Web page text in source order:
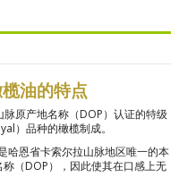
油的特点
原产地名称（DOP）认证的特级
）品种的橄榄制成。
哈恩省卡索尔拉山脉地区唯一的本
（DOP）
，因此使其在口感上无